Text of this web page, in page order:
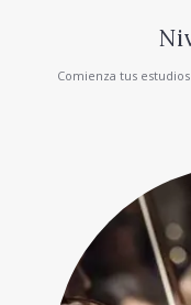
Comienza tus